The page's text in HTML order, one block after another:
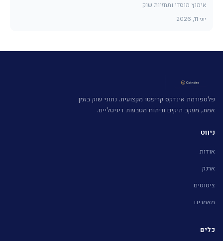
אימוץ מוסדי ותחזיות שוק
יוני 11, 2026
פלטפורמת אינדקס קריפטו מקצועית. נתוני שוק בזמן
אמת, מעקב תיקים וניתוח מטבעות דיגיטליים.
ניווט
אודות
ארנק
ציטוטים
מאמרים
כלים